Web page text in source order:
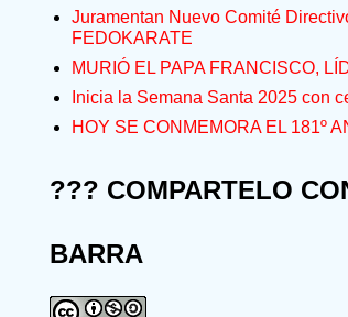
Juramentan Nuevo Comité
FEDOKARATE
MURIÓ EL PAPA FRANCISCO,
Inicia la Semana Santa 2025 con
HOY SE CONMEMORA EL 181º
??? COMPARTELO
BARRA